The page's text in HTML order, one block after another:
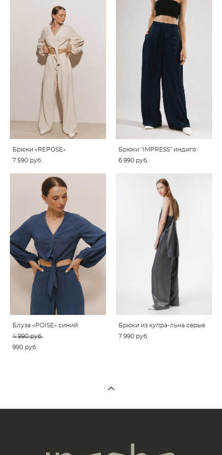
Брюки «REPOSE»
7 590 pуб.
Брюки "IMPRESS" индиго
6 990 pуб.
Блуза «POISE» синий
4 990 pуб.
990 pуб.
Брюки из купра-льна серые
7 990 pуб.